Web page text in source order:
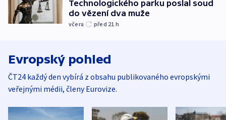
Technologického parku poslal soud
do vězení dva muže
včera před 21 h
Evropský pohled
ČT24 každý den vybírá z obsahu publikovaného evropskými
veřejnými médii, členy Eurovize.